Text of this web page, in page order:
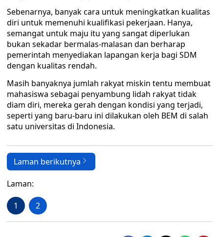
Sebenarnya, banyak cara untuk meningkatkan kualitas
diri untuk memenuhi kualifikasi pekerjaan. Hanya,
semangat untuk maju itu yang sangat diperlukan
bukan sekadar bermalas-malasan dan berharap
pemerintah menyediakan lapangan kerja bagi SDM
dengan kualitas rendah.
Masih banyaknya jumlah rakyat miskin tentu membuat
mahasiswa sebagai penyambung lidah rakyat tidak
diam diri, mereka gerah dengan kondisi yang terjadi,
seperti yang baru-baru ini dilakukan oleh BEM di salah
satu universitas di Indonesia.
Laman berikutnya
Laman:
1 2